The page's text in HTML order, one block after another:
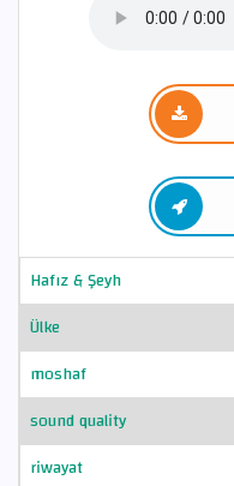
Hafız & Şeyh
Ülke
moshaf
sound quality
riwayat